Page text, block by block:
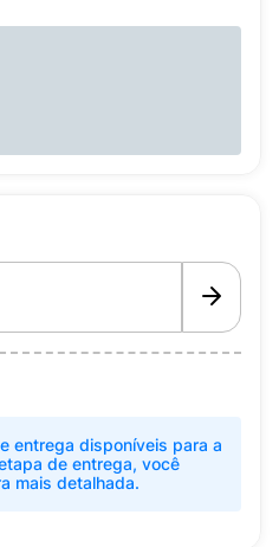
entrega disponíveis para a
de entrega, você
mais detalhada.